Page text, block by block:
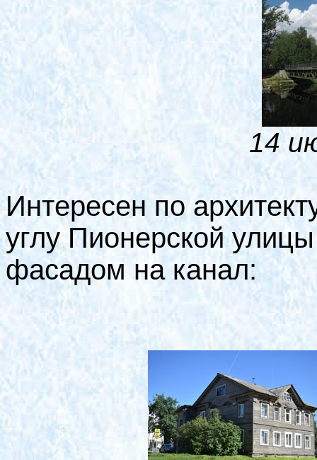
14
Интересен по
углу Пионерской
фасадом на канал: